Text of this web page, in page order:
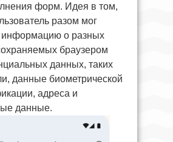
форм. Идея в том,
разом мог
информацию о разных
браузером
данных, таких
данные биометрической
адреса и
данные.